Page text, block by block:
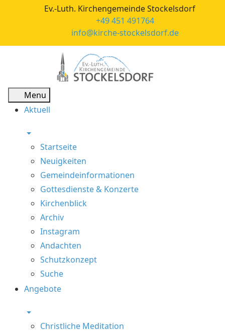
Ev.-Luth. Kirchengemeinde Stockelsdorf
+49 451 491764
info@kirche-stockelsdorf.de
Menu
Aktuell
Startseite
Neuigkeiten
Gemeindeinformationen
Gottesdienste & Konzerte
Kirchenblick
Archiv
Instagram
Andachten
Schutzkonzept
Suche
Angebote
Christliche Meditation